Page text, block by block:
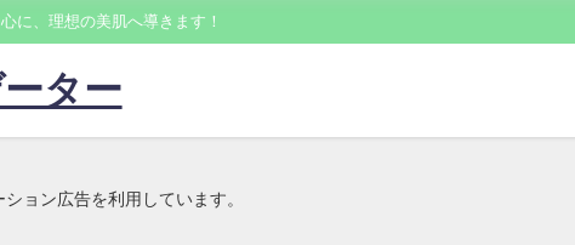
に、理想の美肌へ導きます！
ター
ョン広告を利用しています。